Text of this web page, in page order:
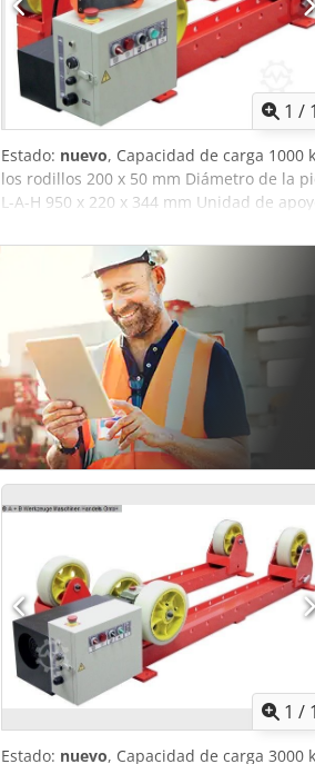
1 / 1
Estado: nuevo, Capacidad de carga 1000
los rodillos 200 x 50 mm Diámetro de la
L-A-H 950 x 220 x 344 mm Unidad de
310 x 344 mm Unidad motriz
Movimiento de rotación suave y
recipiente se ajusta de manera rápida y
manual (3 metros) para ajuste de
compacta y robusta; fácil de usar.
mando a distancia por cable - Manual de
1 / 1
Estado: nuevo, Capacidad de carga 3000